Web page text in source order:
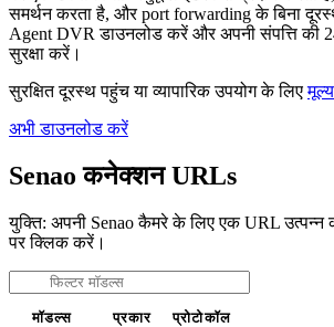
समर्थन करता है, और port forwarding के बिना
Agent DVR डाउनलोड करें और अपनी संपत्ति की
सुरक्षा करें।
सुरक्षित दूरस्थ पहुंच या व्यापारिक उपयोग के लिएमूल्य
अभी डाउनलोड करें
Senao कनेक्शन URLs
युक्ति: अपनी Senao कैमरे के लिए एक URL
पर क्लिक करें।
मॉडल्स प्रकार प्रोटोकॉल